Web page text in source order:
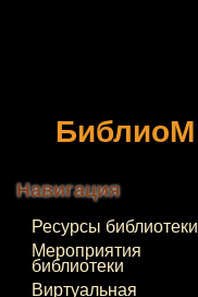
БиблиоМ
Навигация
Ресурсы библиотеки
Мероприятия
библиотеки
Виртуальная